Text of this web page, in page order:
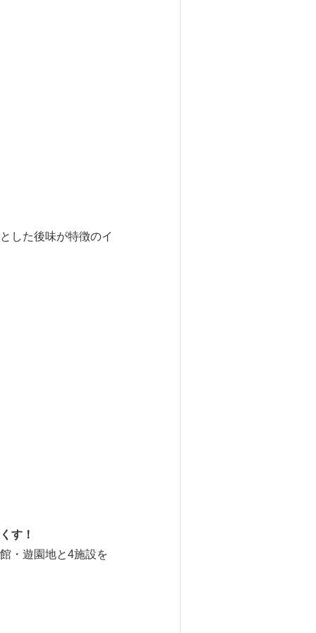
した後味が特徴のイ
す！
・遊園地と4施設を